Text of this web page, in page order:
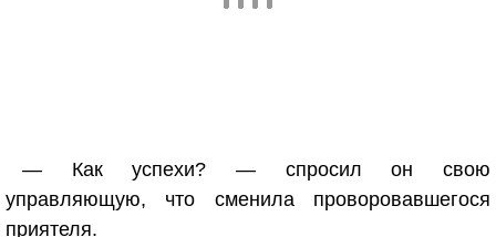
— Как успехи? — спросил он свою
управляющую, что сменила проворовавшегося
приятеля.